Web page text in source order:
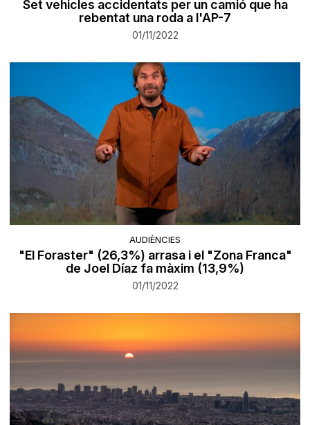
Set vehicles accidentats per un camió que ha
rebentat una roda a l'AP-7
01/11/2022
AUDIÈNCIES
"El Foraster" (26,3%) arrasa i el "Zona Franca"
de Joel Díaz fa màxim (13,9%)
01/11/2022